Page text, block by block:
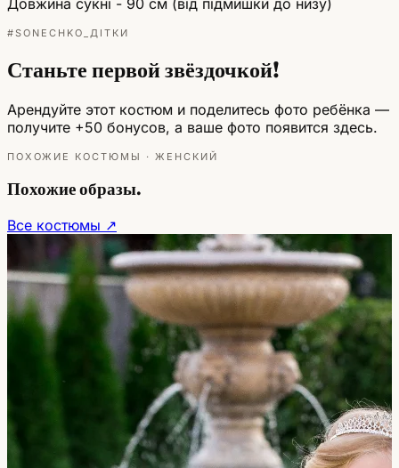
#SONECHKO_ДІТКИ
Станьте первой звёздочкой!
Арендуйте этот костюм и поделитесь фото ребёнка —
получите +50 бонусов, а ваше фото появится здесь.
ПОХОЖИЕ КОСТЮМЫ · ЖЕНСКИЙ
Похожие образы.
Все костюмы ↗